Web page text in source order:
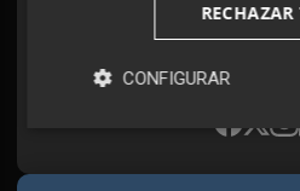
Síguenos
Plaza Podcast,
CONFIGURAR